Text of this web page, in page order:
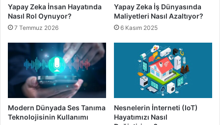
Teknoloji Bağımlılığı
Teknoloji Bağımlılığı Önleme
Yapay Zeka İnsan Hayatında
Nasıl Rol Oynuyor?
7 Temmuz 2026
Yapay Zeka İş Dünyasında
Maliyetleri Nasıl Azaltıyor?
6 Kasım 2025
Modern Dünyada Ses Tanıma
Teknolojisinin Kullanımı
Nesnelerin İnterneti (IoT)
Hayatımızı Nasıl